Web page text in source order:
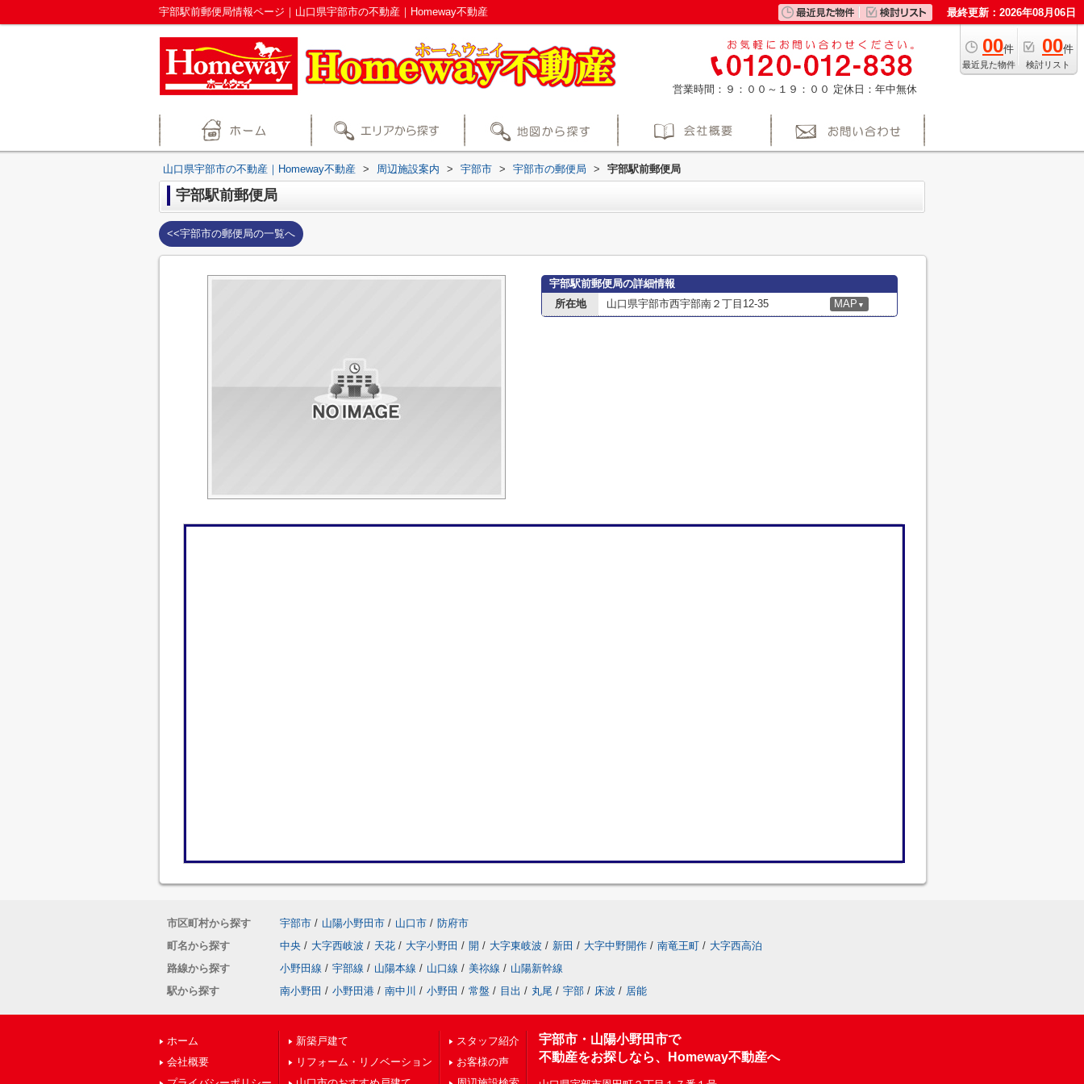
宇部駅前郵便局情報ページ｜山口県宇部市の不動産｜Homeway不動産 最終更新：2026年08月06日
00件
最近見た物件
00件
検討リスト
営業時間：９：００～１９：００ 定休日：年中無休
山口県宇部市の不動産｜Homeway不動産 > 周辺施設案内 > 宇部市 > 宇部市の郵便局 > 宇部駅前郵便局
宇部駅前郵便局
<<宇部市の郵便局の一覧へ
宇部駅前郵便局の詳細情報
所在地
山口県宇部市西宇部南２丁目12-35 MAP ▼
市区町村から探す 宇部市 / 山陽小野田市 / 山口市 / 防府市
町名から探す
中央 / 大字西岐波 / 天花 / 大字小野田 / 開 / 大字東岐波 / 新田 / 大字中野開作 / 南竜王町 / 大字西高泊
路線から探す
小野田線 / 宇部線 / 山陽本線 / 山口線 / 美祢線 / 山陽新幹線
駅から探す
南小野田 / 小野田港 / 南中川 / 小野田 / 常盤 / 目出 / 丸尾 / 宇部 / 床波 / 居能
ホーム
会社概要
新築戸建て
リフォーム・リノベーション
スタッフ紹介
お客様の声
宇部市・山陽小野田市で
不動産をお探しなら、Homeway不動産へ